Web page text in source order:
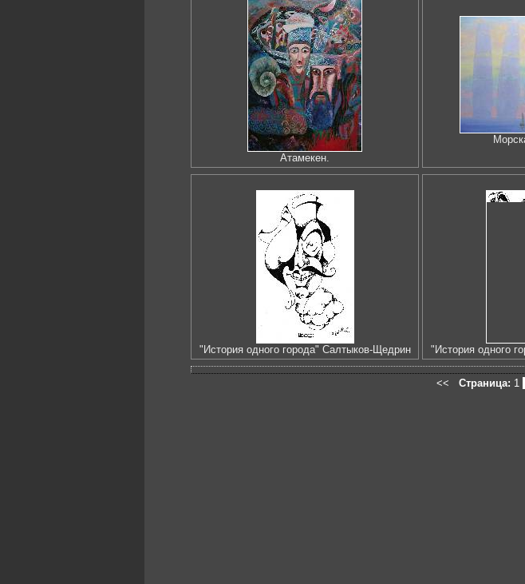
Атамекен.
"История одного города" Салтыков-Щедрин "История одного
<< Страница: 1